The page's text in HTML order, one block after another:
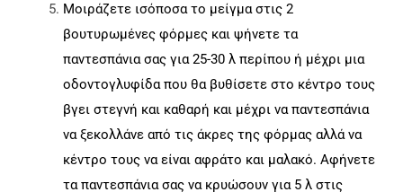
Μοιράζετε ισόποσα το μείγμα στις 2
βουτυρωμένες φόρμες και ψήνετε τα
παντεσπάνια σας για 25-30 λ περίπου ή μέχρι μια
οδοντογλυφίδα που θα βυθίσετε στο κέντρο τους
βγει στεγνή και καθαρή και μέχρι να παντεσπάνια
να ξεκολλάνε από τις άκρες της φόρμας αλλά να
κέντρο τους να είναι αφράτο και μαλακό. Αφήνετε
τα παντεσπάνια σας να κρυώσουν για 5 λ στις